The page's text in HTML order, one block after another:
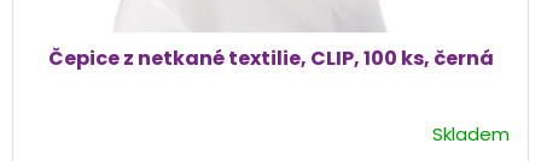
Čepice z netkané textilie, CLIP, 100 ks, černá
Skladem